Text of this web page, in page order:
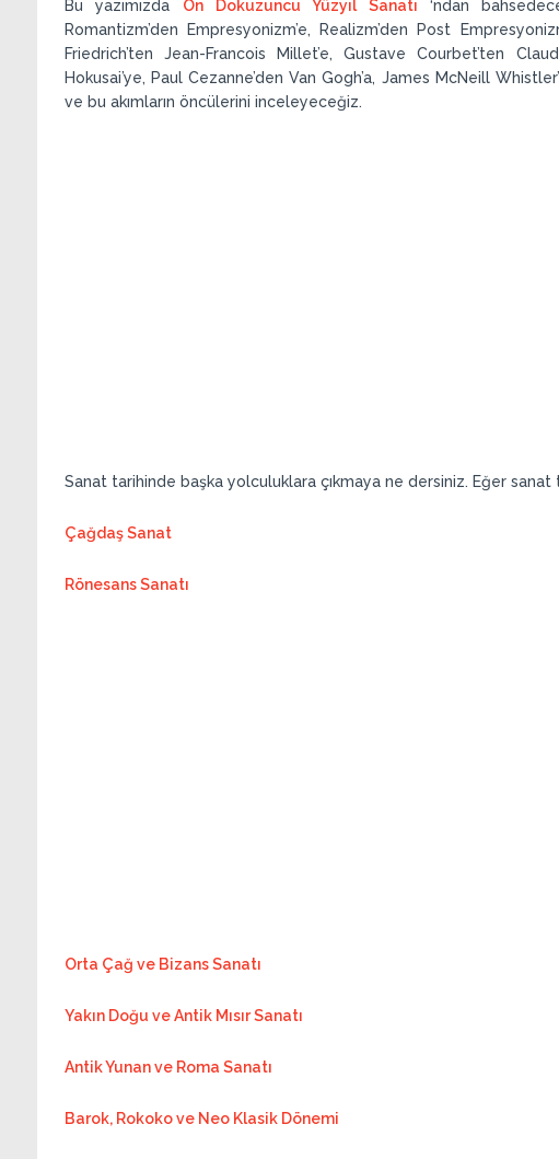
Bu yazımızda On Dokuzuncu Yüzyıl Sanatı ‘ndan
Romantizm’den Empresyonizm’e, Realizm’den Post
Friedrich’ten Jean-Francois Millet’e, Gustave Courbet’ten
Hokusai’ye, Paul Cezanne’den Van Gogh’a, James McNeill
ve bu akımların öncülerini inceleyeceğiz.
Sanat tarihinde başka yolculuklara çıkmaya ne dersiniz. Eğer sanat
Çağdaş Sanat
Rönesans Sanatı
Orta Çağ ve Bizans Sanatı
Yakın Doğu ve Antik Mısır Sanatı
Antik Yunan ve Roma Sanatı
Barok, Rokoko ve Neo Klasik Dönemi